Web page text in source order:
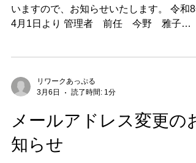
いますので、お知らせいたします。 令和8
4月1日より 管理者 前任 今野 雅子
ワークあっぷる」 共同生活援助「郁雨寮」
自立生活援助「ノトス」の管理者をさせて
ただいておりま したが、令和８年４月から
新管理者にバトンタッチすることになりま
た。 今まで、数多くの方々と関わらせてい
ただき本当にありがとうございました。 作
リワークあっぷる
3月6日
読了時間: 1分
メールアドレス変更のお
知らせ